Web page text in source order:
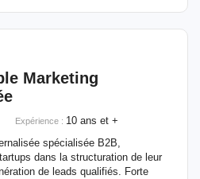
Marketing
Expérience : 10 ans et +
spécialisée B2B,
dans la structuration de leur
de leads qualifiés. Forte